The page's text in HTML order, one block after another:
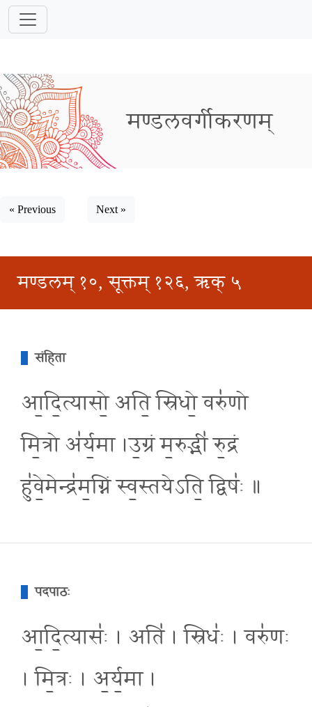
मण्डलवर्गीकरणम्
« Previous Next »
मण्डलम् १०, सूक्तम् १२६, ऋक् ५
संहिता
आ॒दि॒त्यासो॒ अति॒ स्रिधो॒ वरु॑णो
मि॒त्रो अ॑र्य॒मा ।उ॒ग्रं म॒रुद्भी॑ रु॒द्रं
हु॑वे॒मेन्द्र॑म॒ग्निं स्व॒स्तयेऽति॒ द्विषः॑ ॥
पदपाठः
आ॒दि॒त्यासः॑ । अति॑ । स्रिधः॑ । वरु॑णः
। मि॒त्रः । अ॒र्य॒मा ।